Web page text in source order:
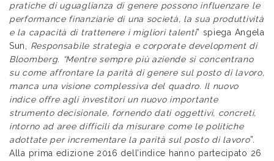
pratiche di uguaglianza di genere possono influenzare le
performance finanziarie di una società, la sua produttività
e la capacità di trattenere i migliori talenti” spiega Angela
Sun, Responsabile strategia e corporate development di
Bloomberg. “Mentre sempre più aziende si concentrano
su come affrontare la parità di genere sul posto di lavoro,
manca una visione complessiva del quadro. Il nuovo
indice offre agli investitori un nuovo importante
strumento decisionale, fornendo dati oggettivi, concreti,
intorno ad aree difficili da misurare come le politiche
adottate per incrementare la parità sul posto di lavoro”.
Alla prima edizione 2016 dell’indice hanno partecipato 26